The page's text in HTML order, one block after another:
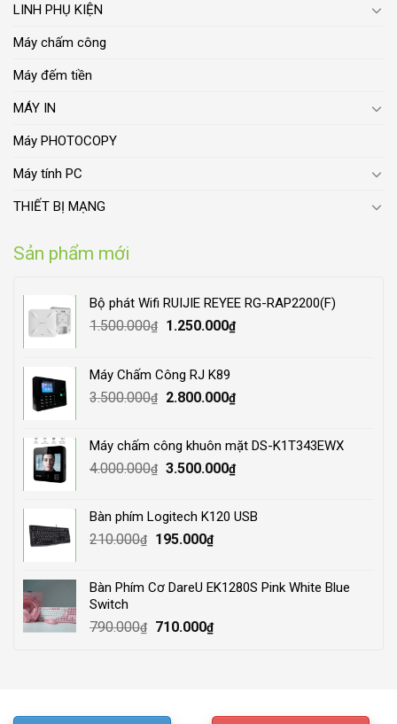
LINH PHỤ KIỆN
Máy chấm công
Máy đếm tiền
MÁY IN
Máy PHOTOCOPY
Máy tính PC
THIẾT BỊ MẠNG
Sản phẩm mới
Bộ phát Wifi RUIJIE REYEE RG-RAP2200(F)
1.500.000₫
Original
1.500.000₫.
1.250.000₫Current
Máy Chấm Công RJ K89
3.500.000₫
Original
3.500.000₫.
2.800.000₫Current
2.800.000₫.
Máy chấm công khuôn mặt DS-K1T343EWX
4.000.000₫ Original
4.000.000₫.
3.500.000₫Current
3.500.000₫.
Bàn phím Logitech K120 USB
210.000₫
Original
210.000₫.
195.000₫Current
195.000₫.
Bàn Phím Cơ DareU EK1280S Pink White Blue
Switch
790.000₫
Original
710.000₫Current